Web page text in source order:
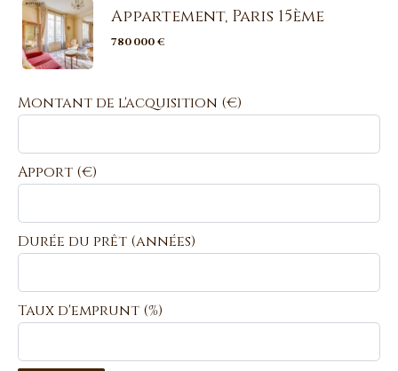
Appartement, Paris 15ème
780 000 €
Montant de l'acquisition (€)
Apport (€)
Durée du prêt (années)
Taux d'emprunt (%)